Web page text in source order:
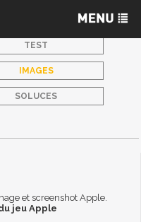
TEST
IMAGES
SOLUCES
et screenshot Apple.
jeu Apple